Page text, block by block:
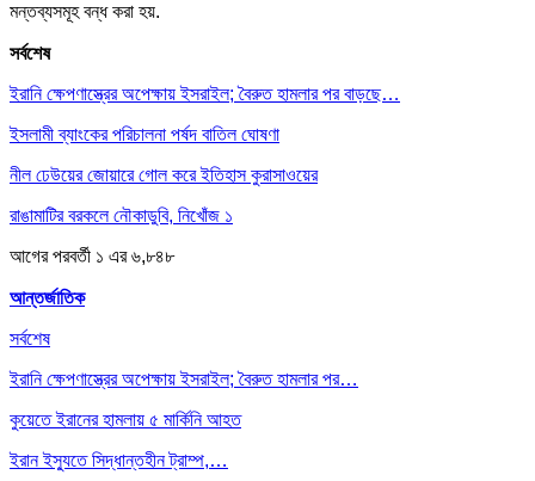
মন্তব্যসমূহ বন্ধ করা হয়.
সর্বশেষ
ইরানি ক্ষেপণাস্ত্রের অপেক্ষায় ইসরাইল; বৈরুত হামলার পর বাড়ছে…
ইসলামী ব্যাংকের পরিচালনা পর্ষদ বাতিল ঘোষণা
নীল ঢেউয়ের জোয়ারে গোল করে ইতিহাস কুরাসাওয়ের
রাঙামাটির বরকলে নৌকাডুবি, নিখোঁজ ১
আগেরপরবর্তী ১ এর ৬,৮৪৮
আন্তর্জাতিক
সর্বশেষ
ইরানি ক্ষেপণাস্ত্রের অপেক্ষায় ইসরাইল; বৈরুত হামলার পর…
কুয়েতে ইরানের হামলায় ৫ মার্কিনি আহত
ইরান ইস্যুতে সিদ্ধান্তহীন ট্রাম্প,…